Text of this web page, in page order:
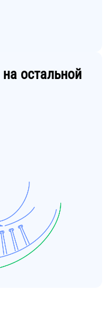
на остальной